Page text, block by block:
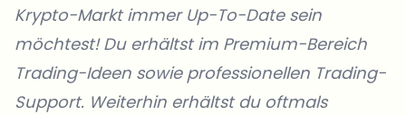
Krypto-Markt immer Up-To-Date sein
möchtest! Du erhältst im Premium-Bereich
Trading-Ideen sowie professionellen Trading-
Support. Weiterhin erhältst du oftmals